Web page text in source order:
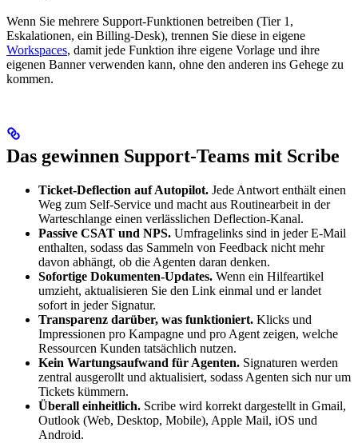
Wenn Sie mehrere Support-Funktionen betreiben (Tier 1,
Eskalationen, ein Billing-Desk), trennen Sie diese in eigene
Workspaces, damit jede Funktion ihre eigene Vorlage und ihre
eigenen Banner verwenden kann, ohne den anderen ins Gehege zu
kommen.
Das gewinnen Support-Teams mit Scribe
Ticket-Deflection auf Autopilot. Jede Antwort enthält einen
Weg zum Self-Service und macht aus Routinearbeit in der
Warteschlange einen verlässlichen Deflection-Kanal.
Passive CSAT und NPS. Umfragelinks sind in jeder E-Mail
enthalten, sodass das Sammeln von Feedback nicht mehr
davon abhängt, ob die Agenten daran denken.
Sofortige Dokumenten-Updates. Wenn ein Hilfeartikel
umzieht, aktualisieren Sie den Link einmal und er landet
sofort in jeder Signatur.
Transparenz darüber, was funktioniert. Klicks und
Impressionen pro Kampagne und pro Agent zeigen, welche
Ressourcen Kunden tatsächlich nutzen.
Kein Wartungsaufwand für Agenten. Signaturen werden
zentral ausgerollt und aktualisiert, sodass Agenten sich nur um
Tickets kümmern.
Überall einheitlich. Scribe wird korrekt dargestellt in Gmail,
Outlook (Web, Desktop, Mobile), Apple Mail, iOS und
Android.